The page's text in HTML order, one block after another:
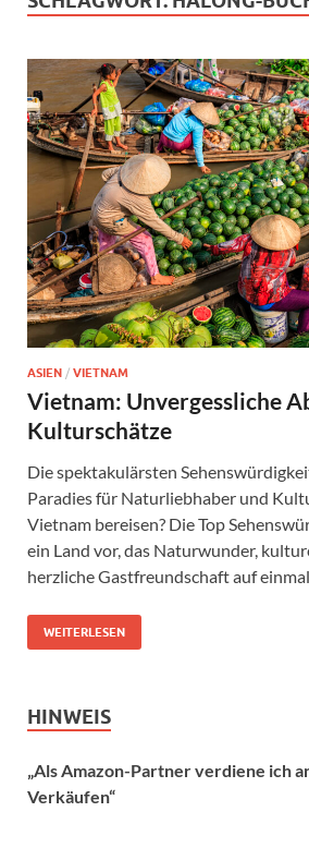
ASIEN / VIETNAM
Vietnam: Unvergessliche
Kulturschätze
Die spektakulärsten
Paradies für Naturliebhaber und
Vietnam bereisen? Die Top
ein Land vor, das Naturwunder,
herzliche Gastfreundschaft auf
WEITERLESEN
HINWEIS
„Als Amazon-Partner verdiene ich
Verkäufen“